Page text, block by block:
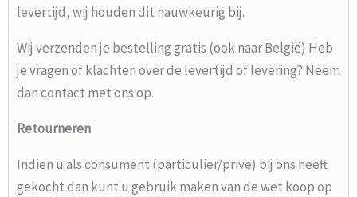
levertijd, wij houden dit nauwkeurig bij.
Wij verzenden je bestelling gratis (ook naar België) Heb
je vragen of klachten over de levertijd of levering? Neem
dan contact met ons op.
Retourneren
Indien u als consument (particulier/prive) bij ons heeft
gekocht dan kunt u gebruik maken van de wet koop op